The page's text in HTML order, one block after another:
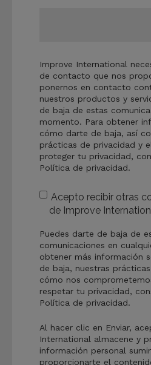
Improve International
de contacto que nos
ponernos en contacto
nuestros productos y
de baja de estas
momento. Para obtener
cómo darte de baja, así
prácticas de privacidad y
proteger tu privacidad,
Política de privacidad.
Acepto recibir otras
de Improve
Puedes darte de baja de
comunicaciones en
obtener más información
de baja, nuestras
cómo nos
respetar tu privacidad,
Política de privacidad.
Al hacer clic en Enviar,
International almacene y
información personal
proporcionarte el